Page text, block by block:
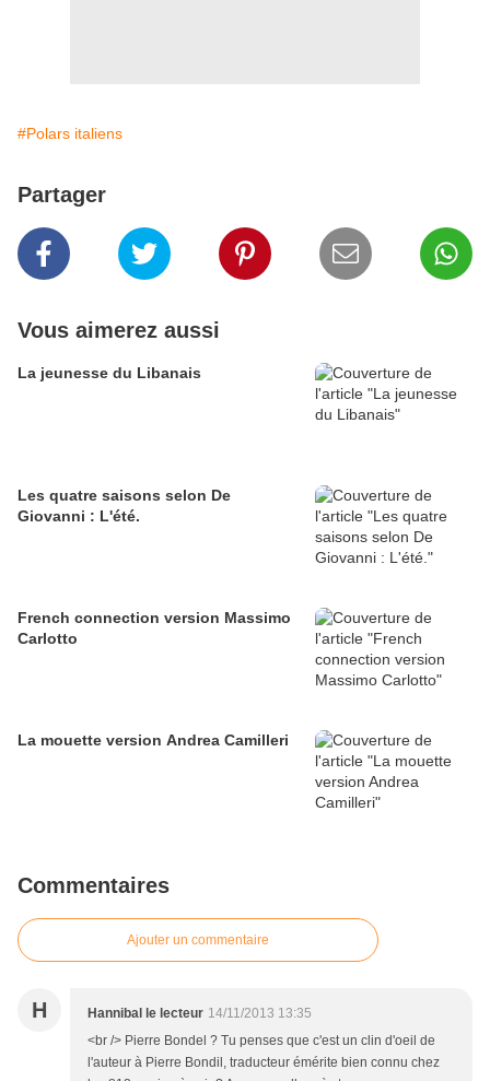
#Polars italiens
Partager
Vous aimerez aussi
La jeunesse du Libanais
Les quatre saisons selon De
Giovanni : L'été.
French connection version Massimo
Carlotto
La mouette version Andrea Camilleri
Commentaires
Ajouter un commentaire
H Hannibal le lecteur 14/11/2013 13:35
<br /> Pierre Bondel ? Tu penses que c'est un clin d'oeil de
l'auteur à Pierre Bondil, traducteur émérite bien connu chez